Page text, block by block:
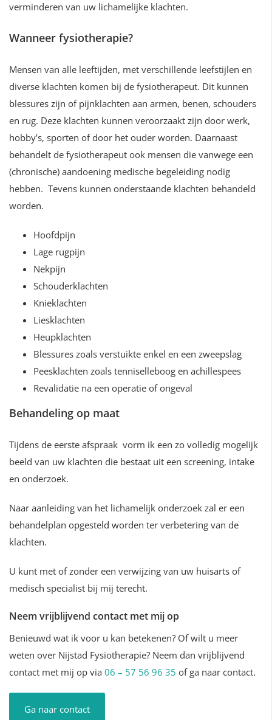
verminderen van uw lichamelijke klachten.
Wanneer fysiotherapie?
Mensen van alle leeftijden, met verschillende leefstijlen en
diverse klachten komen bij de fysiotherapeut. Dit kunnen
blessures zijn of pijnklachten aan armen, benen, schouders
en rug. Deze klachten kunnen veroorzaakt zijn door werk,
hobby’s, sporten of door het ouder worden. Daarnaast
behandelt de fysiotherapeut ook mensen die vanwege een
(chronische) aandoening medische begeleiding nodig
hebben. Tevens kunnen onderstaande klachten behandeld
worden.
Hoofdpijn
Lage rugpijn
Nekpijn
Schouderklachten
Knieklachten
Liesklachten
Heupklachten
Blessures zoals verstuikte enkel en een zweepslag
Peesklachten zoals tenniselleboog en achillespees
Revalidatie na een operatie of ongeval
Behandeling op maat
Tijdens de eerste afspraak vorm ik een zo volledig mogelijk
beeld van uw klachten die bestaat uit een screening, intake
en onderzoek.
Naar aanleiding van het lichamelijk onderzoek zal er een
behandelplan opgesteld worden ter verbetering van de
klachten.
U kunt met of zonder een verwijzing van uw huisarts of
medisch specialist bij mij terecht.
Neem vrijblijvend contact met mij op
Benieuwd wat ik voor u kan betekenen? Of wilt u meer
weten over Nijstad Fysiotherapie? Neem dan vrijblijvend
contact met mij op via 06 – 57 56 96 35 of ga naar contact.
Ga naar contact